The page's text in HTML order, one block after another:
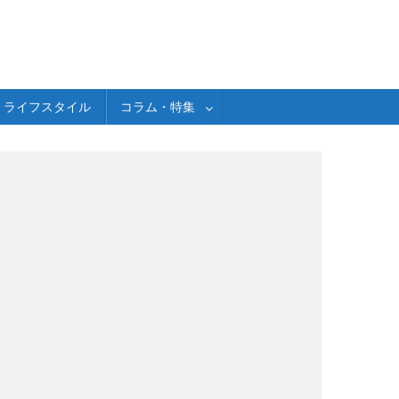
ライフスタイル コラム・特集